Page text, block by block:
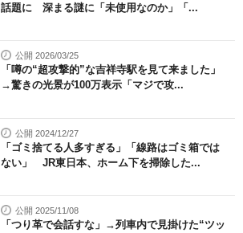
話題に 深まる謎に「未使用なのか」「...
公開 2026/03/25
「噂の“超攻撃的”な吉祥寺駅を見て来ました」
→驚きの光景が100万表示「マジで攻...
公開 2024/12/27
「ゴミ捨てる人多すぎる」「線路はゴミ箱では
ない」 JR東日本、ホーム下を掃除した...
公開 2025/11/08
「つり革で会話すな」→列車内で見掛けた“ツッ